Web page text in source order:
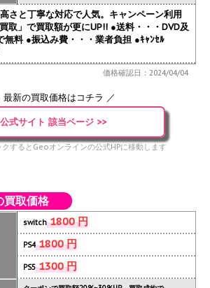
さと丁寧な対応で人気。キャンペーン利用
取」で買取額が更にUP!! ●送料・・・DVD及
無料 ●振込み費・・・業者負担 ●ｷｬﾝｾﾙ
価格確認日：2024/04/04
最新の買取価格はコチラ ／
公式サイト 該当ページ >>
するとGeoオンラインの公式HPに移動します
買取価格
switch1800 円
PS41800 円
PS51300 円